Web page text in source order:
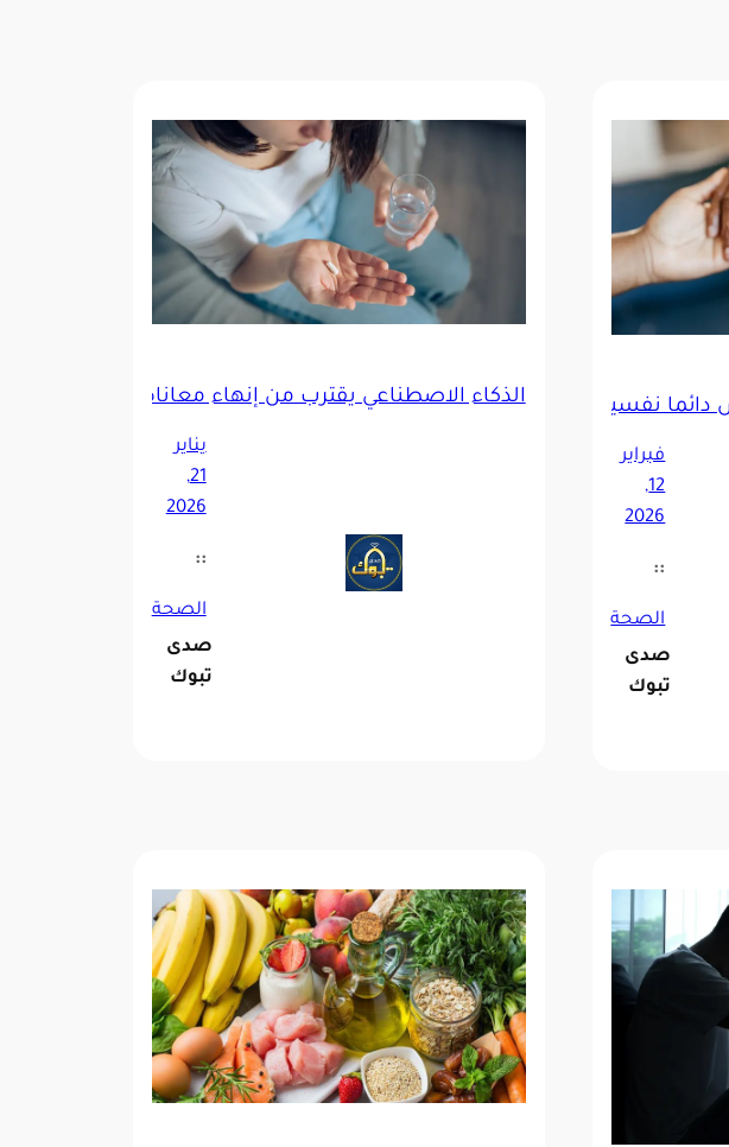
نفسياً.. قد يكون عصبياً مبكراً
فبراير
12,
2026
::
الصحة
صدى
تبوك
الذكاء الاصطناعي يقترب من إنهاء معاناة «تجربة
يناير
21,
2026
::
الصحة
صدى
تبوك